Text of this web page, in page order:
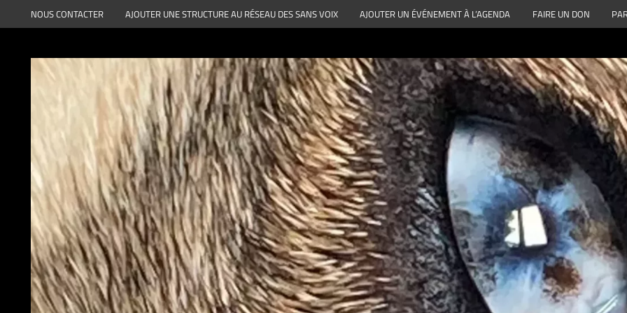
au
NOUS CONTACTER AJOUTER UNE STRUCTURE AU RÉSEAU DES SANS VOIX AJOUTER UN ÉVÉNEMENT À L’AGENDA FAIRE UN DON